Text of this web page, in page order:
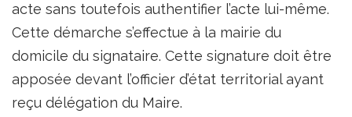
acte sans toutefois authentifier l’acte lui-même.
Cette démarche s’effectue à la mairie du
domicile du signataire. Cette signature doit être
apposée devant l’officier d’état territorial ayant
reçu délégation du Maire.